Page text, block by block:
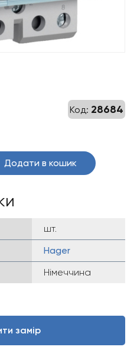
Код: 28684
Додати в кошик
шт.
Hager
Німеччина
замір